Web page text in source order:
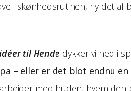
i skønhedsrutinen, hyldet af
til Hende dykker vi ned i
– eller er det blot endnu
med huden, hvem den